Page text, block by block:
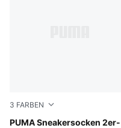
3 FARBEN
PUMA Sneakersocken 2er-
white